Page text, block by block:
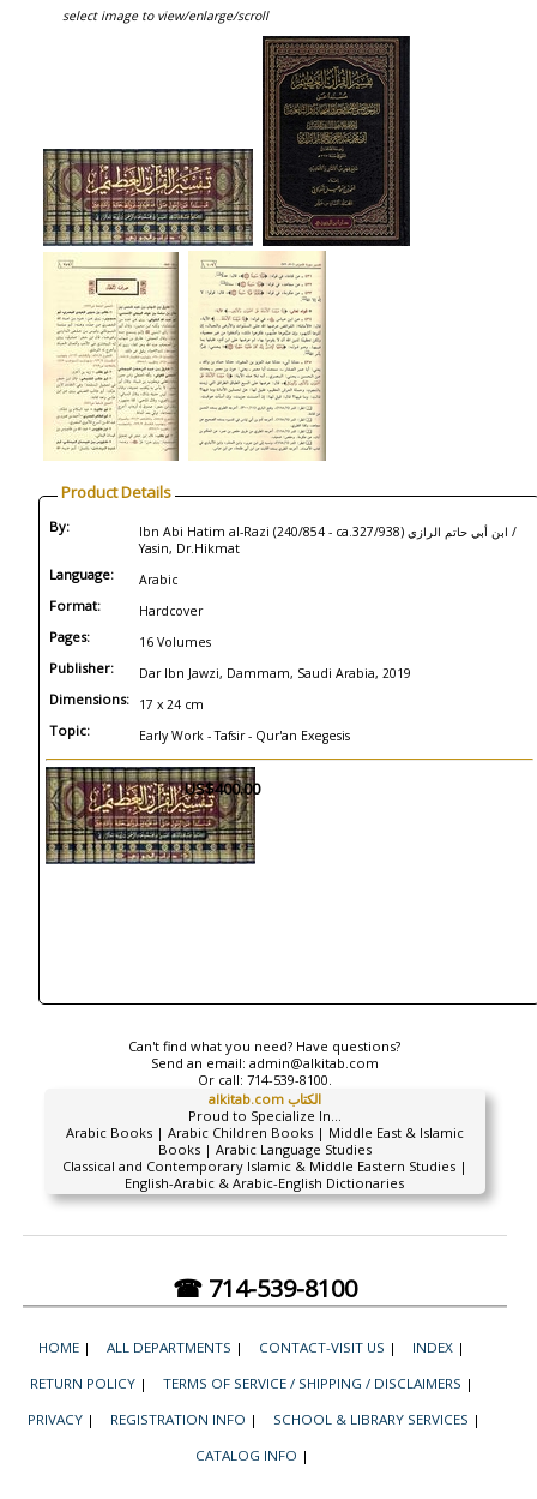
select image to view/enlarge/scroll
Product Details
By:
Ibn Abi Hatim al-Razi (240/854 - ca.327/938) ابن أبي حاتم الرازي /
Yasin, Dr.Hikmat
Language: Arabic
Format: Hardcover
Pages: 16 Volumes
Publisher: Dar Ibn Jawzi, Dammam, Saudi Arabia, 2019
Dimensions: 17 x 24 cm
Topic: Early Work - Tafsir - Qur'an Exegesis
US$400.00
Can't find what you need? Have questions?
Send an email: admin@alkitab.com
Or call: 714-539-8100.
alkitab.com الكتاب
Proud to Specialize In...
Arabic Books | Arabic Children Books | Middle East & Islamic
Books | Arabic Language Studies
Classical and Contemporary Islamic & Middle Eastern Studies |
English-Arabic & Arabic-English Dictionaries
☎ 714-539-8100
HOME | ALL DEPARTMENTS | CONTACT-VISIT US | INDEX |
RETURN POLICY | TERMS OF SERVICE / SHIPPING / DISCLAIMERS |
PRIVACY | REGISTRATION INFO | SCHOOL & LIBRARY SERVICES |
CATALOG INFO |